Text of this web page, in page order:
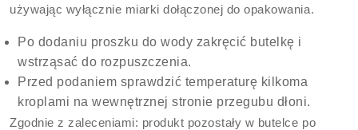
używając wyłącznie miarki dołączonej do opakowania.
Po dodaniu proszku do wody zakręcić butelkę i
wstrząsać do rozpuszczenia.
Przed podaniem sprawdzić temperaturę kilkoma
kroplami na wewnętrznej stronie przegubu dłoni.
Zgodnie z zaleceniami: produkt pozostały w butelce po